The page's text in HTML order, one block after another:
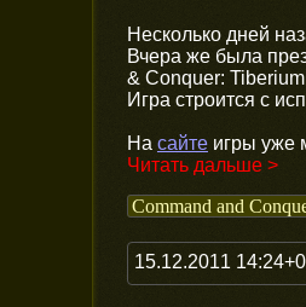
Несколько дней
Вчера же была
& Conquer:
Игра строится с
На сайте игры уже
Читать дальше >
Command and
15.12.2011